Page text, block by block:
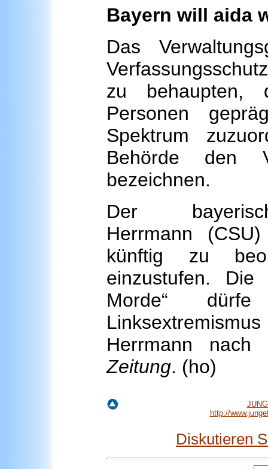
Bayern will aida
Das
zu behaupten,
Personen
Spektrum
Behörde den
bezeichnen.
Der
Herrmann
künftig zu
einzustufen.
Morde“
Herrmann
Zeitung. (ho)
http://
Diskutieren